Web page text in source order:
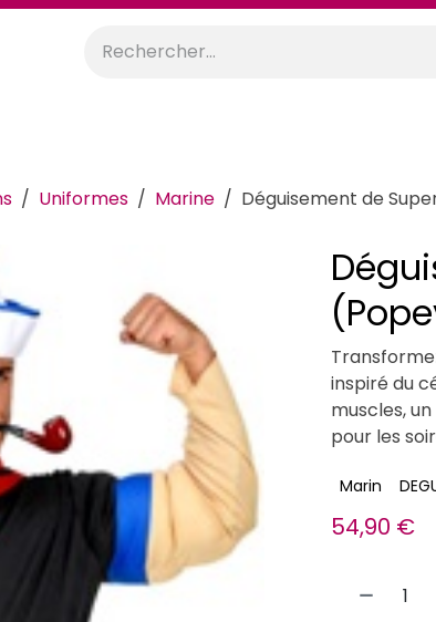
Uniformes Marine Déguisement de
inspiré du
muscles,
pour les
Marin
54,90 €